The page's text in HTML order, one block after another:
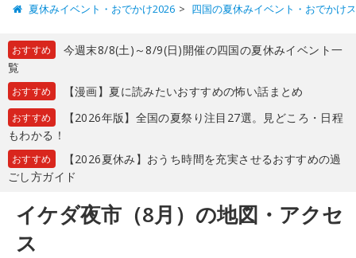
夏休みイベント・おでかけ2026 四国の夏休みイベント・おでかけ
おすすめ
今週末8/8(土)～8/9(日)開催の四国の夏休みイベント一
覧
おすすめ 【漫画】夏に読みたいおすすめの怖い話まとめ
おすすめ
【2026年版】全国の夏祭り注目27選。見どころ・日程
もわかる！
おすすめ
【2026夏休み】おうち時間を充実させるおすすめの過
ごし方ガイド
イケダ夜市（8月）の地図・アクセ
ス